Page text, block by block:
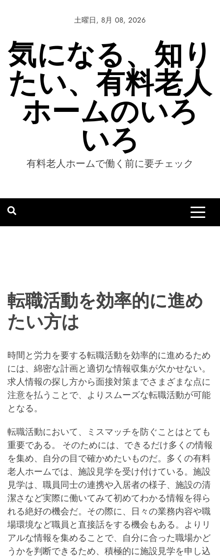
土曜日, 8月 08, 2026
気になる、知り
たい、有料老人
ホームのいろ
いろ
有料老人ホームで働く前に要チェック
転職活動を効率的に進め
たい方は
時間と労力を要する転職活動を効率的に進めるため
には、綿密な計画と適切な情報収集が欠かせない。
求人情報の探し方から面接対策までさまざまな点に
注意を払うことで、よりスムーズな転職活動が可能
となる。
転職活動において、ミスマッチを防ぐことはとても
重要である。 そのためには、できるだけ多くの情報
を集め、自分の目で確かめたいものだ。多くの有料
老人ホームでは、施設見学を受け付けている。施設
見学は、職員同士の連携や入居者の様子、施設の清
潔さなど実際に働いてみて初めてわかる情報を得ら
れる絶好の機会だ。その際に、日々の業務内容や職
場環境など職員と直接話をする機会もある。よりリ
アルな情報を集めることで、自分に合った職場かど
うかを判断できるため、積極的に施設見学を申し込